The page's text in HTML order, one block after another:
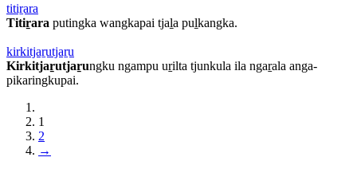
titiṟara
Titiṟara putingka wangkapai tjaḻa puḻkangka.
kirkitjaṟutjaṟu
Kirkitjaṟutjaṟungku ngampu uṟilta tjunkula ila ngaṟala anga-
pikaringkupai.
1
2
→